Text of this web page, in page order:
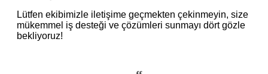
Lütfen ekibimizle iletişime geçmekten çekinmeyin, size
mükemmel iş desteği ve çözümleri sunmayı dört gözle
bekliyoruz!